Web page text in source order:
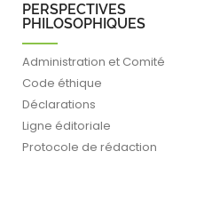
PERSPECTIVES
PHILOSOPHIQUES
Administration et Comité
Code éthique
Déclarations
Ligne éditoriale
Protocole de rédaction